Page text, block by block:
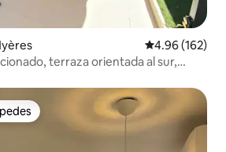
Calificación
4.96 (162)
terraza orientada al sur,